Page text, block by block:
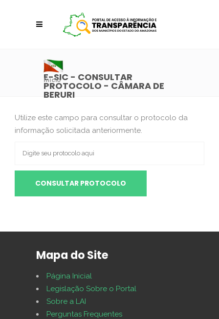
E-SIC - CONSULTAR
PROTOCOLO - CÂMARA DE
BERURI
Início
Utilize este campo para consultar o protocolo da
informação solicitada anteriormente.
Mapa do Site
Página Inicial
Legislação Sobre o Portal
Sobre a LAI
Perguntas Frequentes